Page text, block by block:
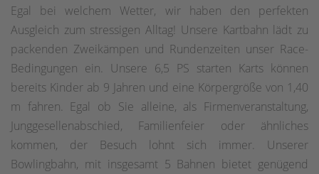
Egal bei welchem Wetter, wir haben den perfekten
Ausgleich zum stressigen Alltag! Unsere Kartbahn lädt zu
packenden Zweikämpen und Rundenzeiten unser Race-
Bedingungen ein. Unsere 6,5 PS starten Karts können
bereits Kinder ab 9 Jahren und eine Körpergröße von 1,40
m fahren. Egal ob Sie alleine, als Firmenveranstaltung,
Junggesellenabschied, Familienfeier oder ähnliches
kommen, der Besuch lohnt sich immer. Unserer
Bowlingbahn, mit insgesamt 5 Bahnen bietet genügend